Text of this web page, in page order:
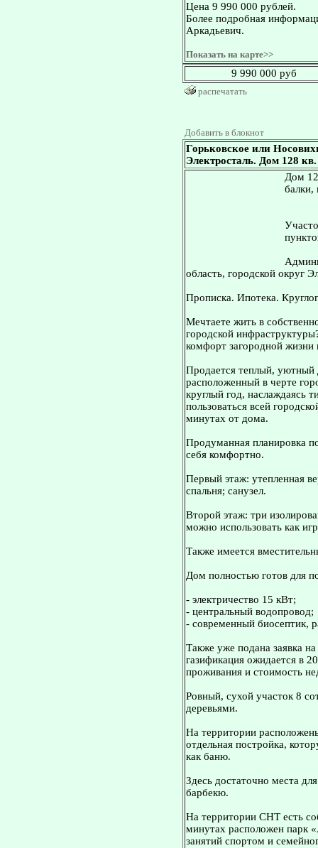
Цена 9 990 000 рублей.
Более подробная
Аркадьевич.
Показать на карте>>
9 990 000 руб
распечатать
Добавить в блокнот
Горьковское или
Электросталь. Дом 128
Дом
балки,
область, городской округ
Прописка. Ипотека.
Мечтаете жить в
городской
комфорт загородной жизни
Продается теплый, уютный
расположенный в черте
круглый год, наслаждаясь
пользоваться всей
минутах от дома.
Продуманная планировка
себя комфортно.
Первый этаж: утепленная
спальня; санузел.
Второй этаж: три
можно использовать как
Также имеется
Дом полностью готов для
- электричество 15 кВт;
- центральный водопровод;
- современный биосептик,
Также уже подана заявка
газификация ожидается в
проживания и стоимость
Ровный, сухой участок 8
деревьями.
На территории
отдельная постройка,
как баню.
Здесь достаточно места
барбекю.
На территории СНТ есть
минутах расположен парк
занятий спортом и